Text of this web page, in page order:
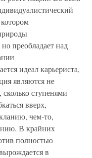
преобладает над
идеал карьериста,
являются не
ступенями
вверх,
чем-то,
В крайних
полностью
в